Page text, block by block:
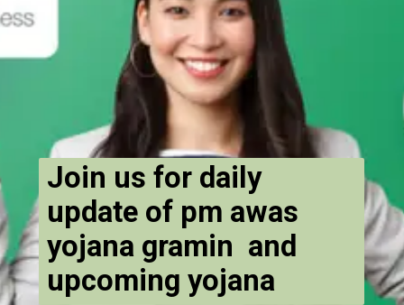
Join us for daily
update of pm awas
yojana gramin and
upcoming yojana